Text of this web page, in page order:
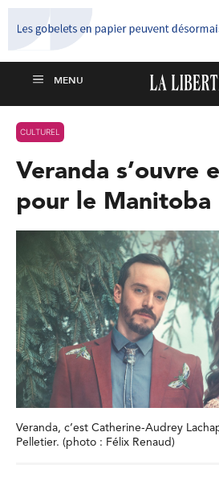
CULTUREL
Veranda s’ouvre
pour le Manitoba
Veranda, c’est Catherine-Audrey
Pelletier. (photo : Félix Renaud)